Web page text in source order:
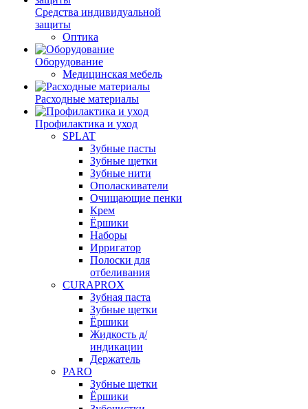
Средства индивидуальной
защиты
Оптика
Оборудование
Медицинская мебель
Расходные материалы
Профилактика и уход
SPLAT
Зубные пасты
Зубные щетки
Зубные нити
Ополаскиватели
Очищающие пенки
Крем
Ёршики
Наборы
Ирригатор
Полоски для
отбеливания
CURAPROX
Зубная паста
Зубные щетки
Ёршики
Жидкость д/
индикации
Держатель
PARO
Зубные щетки
Ёршики